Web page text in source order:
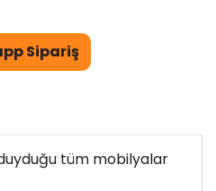
Sipariş
duyduğu tüm mobilyalar